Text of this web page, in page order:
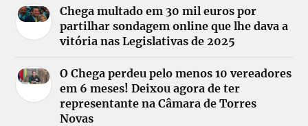
Chega multado em 30 mil euros por
partilhar sondagem online que lhe dava a
vitória nas Legislativas de 2025
O Chega perdeu pelo menos 10 vereadores
em 6 meses! Deixou agora de ter
representante na Câmara de Torres
Novas